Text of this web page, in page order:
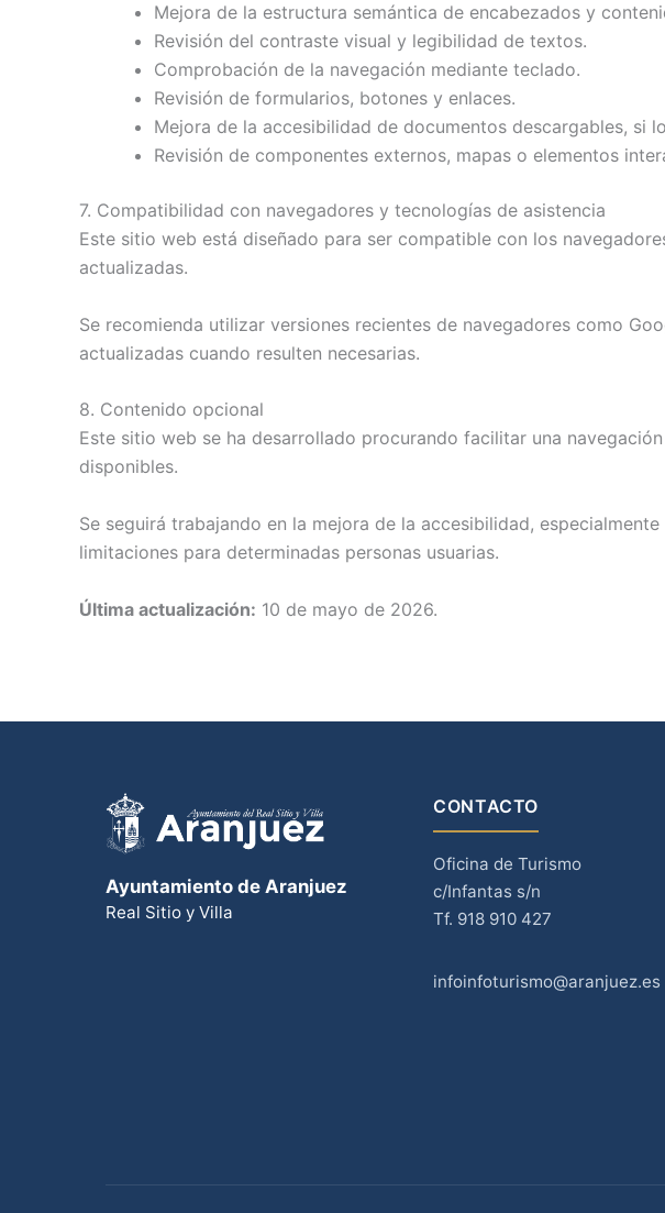
Mejora de la estructura semántica de encabezados y
Revisión del contraste visual y legibilidad de textos.
Comprobación de la navegación mediante teclado.
Revisión de formularios, botones y enlaces.
Mejora de la accesibilidad de documentos descargables, si
Revisión de componentes externos, mapas o elementos
7. Compatibilidad con navegadores y tecnologías de asistencia
Este sitio web está diseñado para ser compatible con los
actualizadas.
Se recomienda utilizar versiones recientes de navegadores como
actualizadas cuando resulten necesarias.
8. Contenido opcional
Este sitio web se ha desarrollado procurando facilitar una
disponibles.
Se seguirá trabajando en la mejora de la accesibilidad,
limitaciones para determinadas personas usuarias.
Última actualización: 10 de mayo de 2026.
Ayuntamiento de Aranjuez
Real Sitio y Villa
CONTACTO
Oficina de Turismo
c/Infantas s/n
Tf. 918 910 427
infoinfoturismo@aranjuez.es